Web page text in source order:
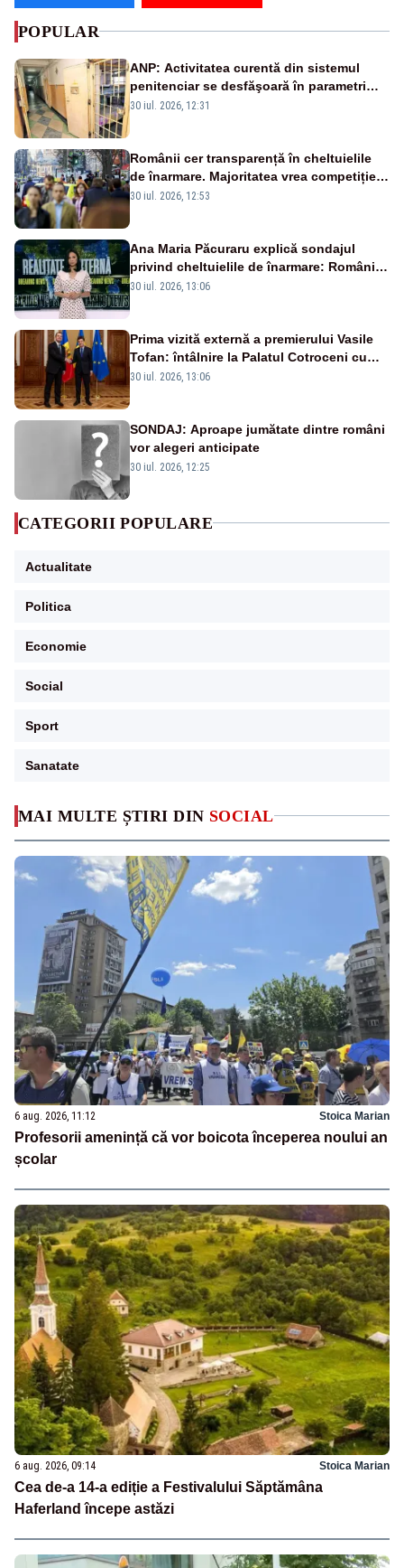
MAI MULTE ȘTIRI DIN SOCIAL
6 aug. 2026, 11:12 Stoica Marian
Profesorii amenință că vor boicota începerea noului an
școlar
6 aug. 2026, 09:14 Stoica Marian
Cea de-a 14-a ediție a Festivalului Săptămâna
Haferland începe astăzi
POPULAR
ANP: Activitatea curentă din sistemul
penitenciar se desfăşoară în parametri
normali
30 iul. 2026, 12:31
Românii cer transparență în cheltuielile
de înarmare. Majoritatea vrea competiție
reală și industrie locală – SONDAJ
30 iul. 2026, 12:53
Ana Maria Păcuraru explică sondajul
privind cheltuielile de înarmare: Românii
cer transparență în achiziții și un echilibru
30 iul. 2026, 13:06
Prima vizită externă a premierului Vasile
Tofan: întâlnire la Palatul Cotroceni cu
președintele Nicușor Dan
30 iul. 2026, 13:06
SONDAJ: Aproape jumătate dintre români
vor alegeri anticipate
30 iul. 2026, 12:25
CATEGORII POPULARE
Actualitate
Politica
Economie
Social
Sport
Sanatate